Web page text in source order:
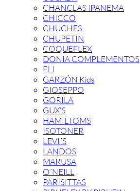
CHANCLAS IPANEMA
CHICCO
CHUCHES
CHUPETIN
COQUEFLEX
DONIA COMPLEMENTOS
ELI
GARZÓN Kids
GIOSEPPO
GORILA
GUX’S
HAMILTOMS
ISOTONER
LEVI´S
LANDOS
MARUSA
O´NEILL
PARISITTAS